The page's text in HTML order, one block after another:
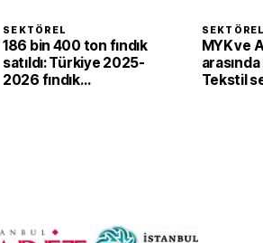
SEKTÖREL
186 bin 400 ton fındık
satıldı: Türkiye 2025-
2026 fındık
SEKTÖREL
MYK ve
Tekstil